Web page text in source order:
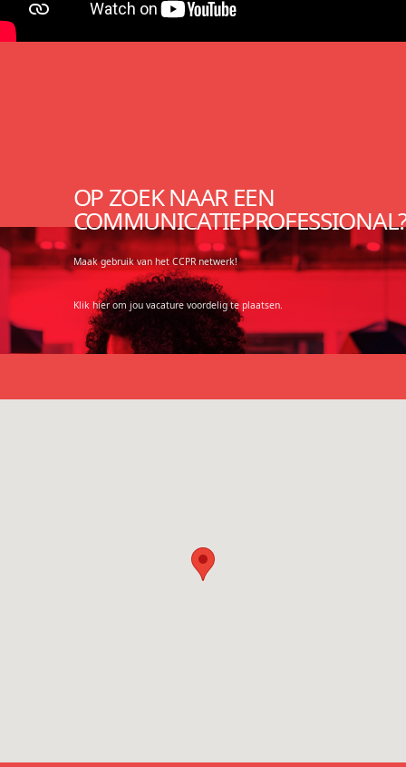
OP ZOEK NAAR EEN
COMMUNICATIEPROFESSIONAL?
Maak gebruik van het CCPR netwerk!
Klik hier om jou vacature voordelig te plaatsen.